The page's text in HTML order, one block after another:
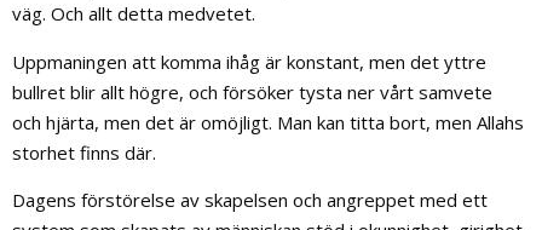
väg. Och allt detta medvetet.
Uppmaningen att komma ihåg är konstant, men det yttre
bullret blir allt högre, och försöker tysta ner vårt samvete
och hjärta, men det är omöjligt. Man kan titta bort, men Allahs
storhet finns där.
Dagens förstörelse av skapelsen och angreppet med ett